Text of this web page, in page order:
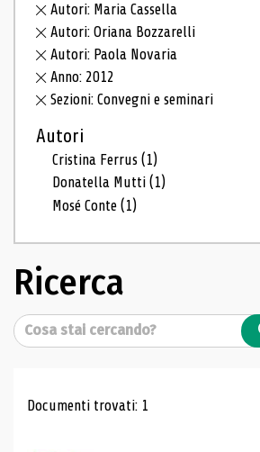
Autori: Maria Cassella
Autori: Oriana Bozzarelli
Autori: Paola Novaria
Anno: 2012
Sezioni: Convegni e seminari
Autori
Cristina Ferrus(1)
Donatella Mutti(1)
Mosé Conte(1)
Ricerca
Cerca
Risultati di ricerca
Documenti trovati: 1